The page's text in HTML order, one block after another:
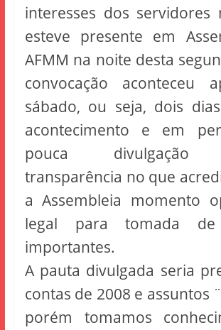
interesses dos servidores
esteve presente em
AFMM na noite desta
convocação aconteceu
sábado, ou seja, dois
acontecimento e em
pouca divulgação
transparência no que
a Assembleia momento
legal para tomada de
importantes.
A pauta divulgada seria
contas de 2008 e assuntos
porém tomamos